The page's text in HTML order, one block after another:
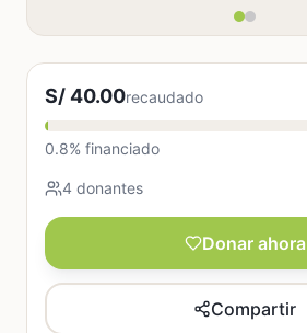
S/ 40.00recaudado
0.8% financiado
4 donantes
Donar ahora
Compartir